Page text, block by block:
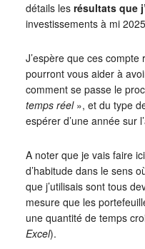
détails les résultats que
investissements à mi
J’espère que ces
pourront vous aider à
comment se passe le
temps réel», et du type
espérer d’une année sur
A noter que je vais faire
d’habitude dans le sens
que j’utilisais sont tous
mesure que les
une quantité de temps
Excel).